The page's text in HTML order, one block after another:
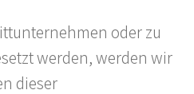
oder zu
werden, werden wir
dieser